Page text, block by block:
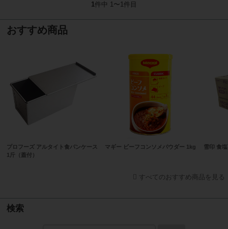
1件中 1〜1件目
おすすめ商品
プロフーズ アルタイト食パンケース
1斤（蓋付）
マギー ビーフコンソメパウダー 1kg 雪印 食
すべてのおすすめ商品を見る
検索